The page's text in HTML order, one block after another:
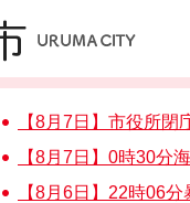
【8月7日】市役所閉
【8月7日】0時30分
【8月6日】22時06